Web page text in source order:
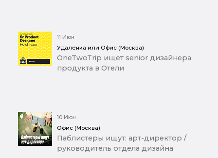
11 Июн
Удаленка или Офис (Москва)
OneTwoTrip ищет senior дизайнера
продукта в Отели
10 Июн
Офис (Москва)
Паблистеры ищут: арт-директор /
руководитель отдела дизайна